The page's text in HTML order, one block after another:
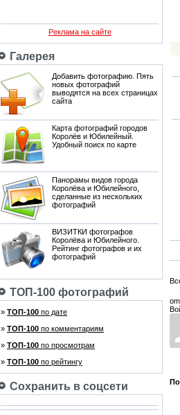
Реклама на сайте
Галерея
Добавить фотографию. Пять
новых фотографий
выводятся на всех страницах
сайта
Карта фотографий городов
Королёв и Юбилейный.
Удобный поиск по карте
Панорамы видов города
Королёва и Юбилейного,
сделанные из нескольких
фотографий
ВИЗИТКИ фотографов
Королёва и Юбилейного.
Рейтинг фотографов и их
фотографий
ТОП-100 фотографий
» ТОП-100 по дате
» ТОП-100 по комментариям
» ТОП-100 по просмотрам
» ТОП-100 по рейтингу
Сохранить в соцсети